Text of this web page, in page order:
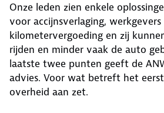
Onze leden zien enkele
voor accijnsverlaging,
kilometervergoeding en zij
rijden en minder vaak de auto
laatste twee punten geeft de
advies. Voor wat betreft het
overheid aan zet.